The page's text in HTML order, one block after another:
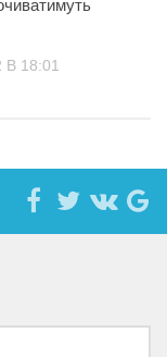
В 18:01